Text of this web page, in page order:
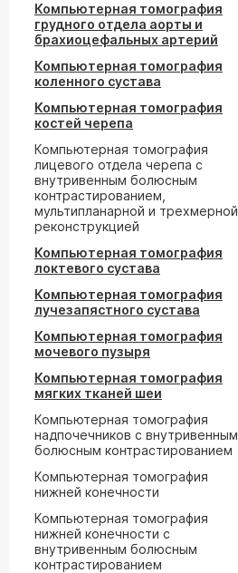
Компьютерная томография
грудного отдела аорты и
брахиоцефальных артерий
Компьютерная томография
коленного сустава
Компьютерная томография
костей черепа
Компьютерная томография
лицевого отдела черепа с
внутривенным болюсным
контрастированием,
мультипланарной и трехмерной
реконструкцией
Компьютерная томография
локтевого сустава
Компьютерная томография
лучезапястного сустава
Компьютерная томография
мочевого пузыря
Компьютерная томография
мягких тканей шеи
Компьютерная томография
надпочечников с внутривенным
болюсным контрастированием
Компьютерная томография
нижней конечности
Компьютерная томография
нижней конечности с
внутривенным болюсным
контрастированием